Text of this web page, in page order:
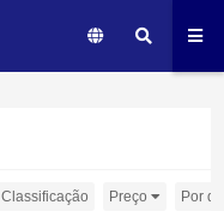
Classificação Preço Por